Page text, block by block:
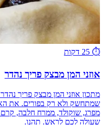
⏱️ 25 דקות
אוזני המן מבצק פריך נהדר
מתכון אוזני המן מבצק פריך
שמתחשק ולא רק בפורים. את
מפרג, שוקולד, ממרח חלבה, קרם
שעולה לכם לראש. תהנו.